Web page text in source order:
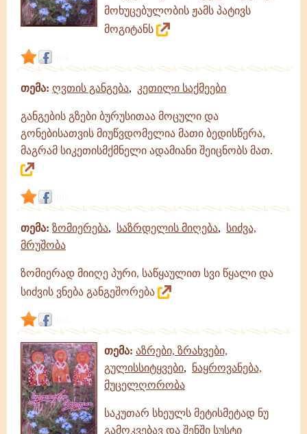
მოხუცებულობის ჟამს პატივს
მოგიტანს
თემა: ღვთის განგება, კეთილი საქმეები
განგების გზები ბურუსითაა მოცული და
გონებისათვის მიუწვდომელია მათი ბედისწერა,
მაგრამ სიკეთისმქმნელი ადამიანი შეიცნობს მათ.
თემა: ზომიერება, საზრდელის მიღება, სიძვა,
მრუშობა
ზომიერად მიიღე პური, საწყაულით სვი წყალი და
სიძვის ვნება განგეშორება
თემა: აზრები, ზრახვები,
გულისსიტყვები, ნაყროვანება,
მუცელღორობა
საკუთარ სხეულს მეტისმეტად ნუ
გამოკვებავ და შენში სუსტი